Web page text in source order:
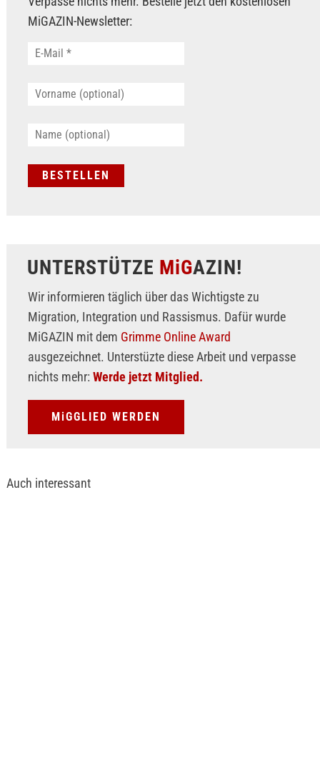
MiGAZIN-Newsletter:
UNTERSTÜTZE MiGAZIN!
Wir informieren täglich über das Wichtigste zu
Migration, Integration und Rassismus. Dafür wurde
MiGAZIN mit dem Grimme Online Award
ausgezeichnet. Unterstüzte diese Arbeit und verpasse
nichts mehr: Werde jetzt Mitglied.
MiGGLIED WERDEN
Auch interessant